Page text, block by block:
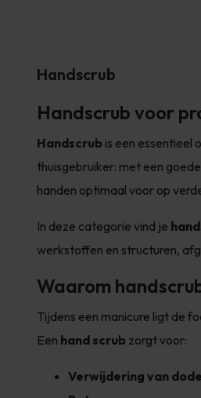
Handscrub
Handscrub voor
Handscrub is een essentieel
thuisgebruiker: met een goede
handen optimaal voor op
In deze categorie vind je
werkstoffen en structuren,
Waarom
Tijdens een manicure ligt de
Een hand scrub zorgt voor:
Verwijdering van